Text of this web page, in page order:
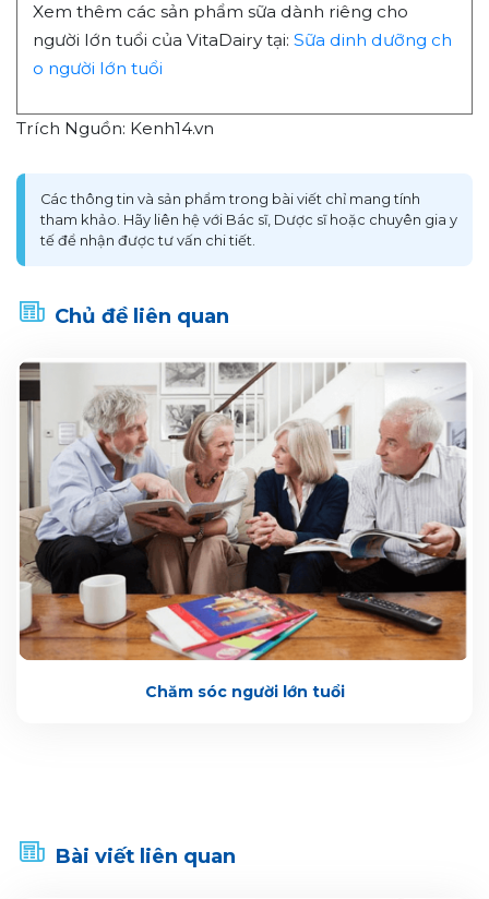
Xem thêm các sản phẩm sữa dành riêng cho
người lớn tuổi của VitaDairy tại: Sữa dinh dưỡng ch
o người lớn tuổi
Trích Nguồn: Kenh14.vn
Các thông tin và sản phẩm trong bài viết chỉ mang tính
tham khảo. Hãy liên hệ với Bác sĩ, Dược sĩ hoặc chuyên gia y
tế để nhận được tư vấn chi tiết.
Chủ đề liên quan
Chăm sóc người lớn tuổi
Bài viết liên quan